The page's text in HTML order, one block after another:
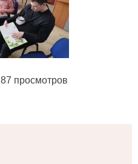
87 просмотров